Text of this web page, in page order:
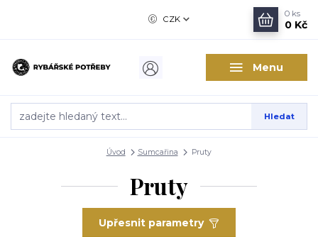
Menu
CZK
Hledat
0 ks
0 Kč
Úvod Sumcařina Pruty
Pruty
Upřesnit parametry